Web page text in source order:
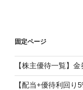
固定ページ
【株主優待一覧】
【配当+優待利回り